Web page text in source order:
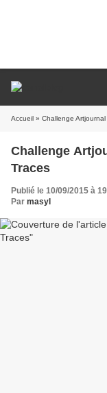
Accueil » Challenge
Challenge
Traces
Publié le 10/09/2015 à
Par masyl